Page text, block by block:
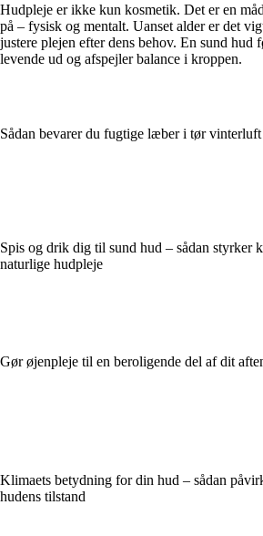
Hudpleje er ikke kun kosmetik. Det er en
på – fysisk og mentalt. Uanset alder er det
justere plejen efter dens behov. En sund hud
levende ud og afspejler balance i kroppen.
Sådan bevarer du fugtige læber i tør
Spis og drik dig til sund hud – sådan styrker
naturlige hudpleje
Gør øjenpleje til en beroligende del af dit
Klimaets betydning for din hud – sådan
hudens tilstand